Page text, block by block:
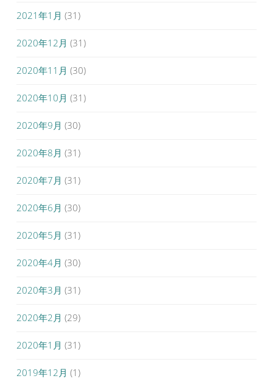
2021年1月 (31)
2020年12月 (31)
2020年11月 (30)
2020年10月 (31)
2020年9月 (30)
2020年8月 (31)
2020年7月 (31)
2020年6月 (30)
2020年5月 (31)
2020年4月 (30)
2020年3月 (31)
2020年2月 (29)
2020年1月 (31)
2019年12月 (1)